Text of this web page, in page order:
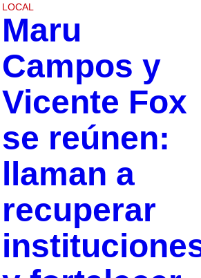
LOCAL
Maru
Campos y
Vicente Fox
se reúnen:
llaman a
recuperar